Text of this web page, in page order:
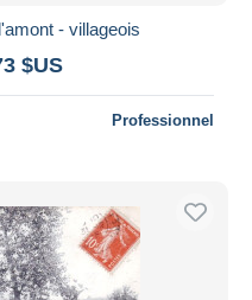
- villageois
$US
Professionnel